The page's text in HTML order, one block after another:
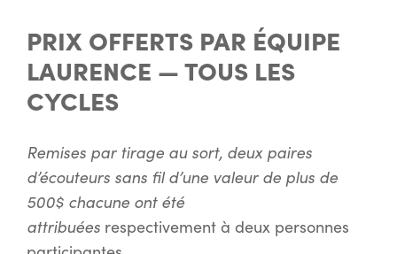
PRIX OFFERTS PAR ÉQUIPE
LAURENCE — TOUS LES
CYCLES
Remises par tirage au sort, deux paires
d’écouteurs sans fil d’une valeur de plus de
500$ chacune ont été
attribuées respectivement à deux personnes